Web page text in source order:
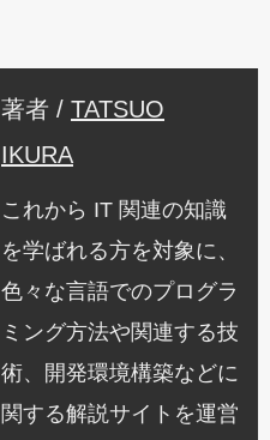
著者 / TATSUO
IKURA
これから IT 関連の知識
を学ばれる方を対象に、
色々な言語でのプログラ
ミング方法や関連する技
術、開発環境構築などに
関する解説サイトを運営